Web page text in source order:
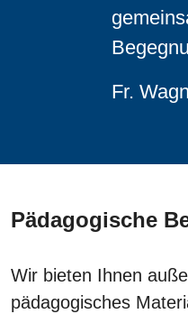
Fr.
Pädagogische
Wir bieten Ihnen
pädagogisches